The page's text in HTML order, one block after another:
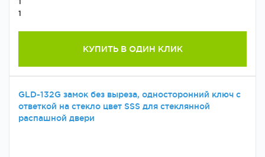
1
КУПИТЬ В ОДИН КЛИК
GLD-132G замок без выреза, односторонний ключ с
ответкой на стекло цвет SSS для стеклянной
распашной двери